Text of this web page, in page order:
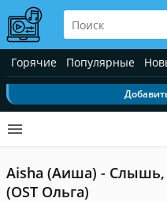
Горячие Популярные
Aisha (Аиша) - Слышь,
(OST Ольга)